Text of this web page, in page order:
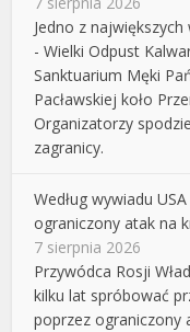
Jedno z
- Wielki Odpust
Sanktuarium Męki
Pacławskiej koło
Organizatorzy
zagranicy.
Według wywiadu
ograniczony atak na
7 sierpnia 2026
Przywódca Rosji
kilku lat spróbować
poprzez ograniczony